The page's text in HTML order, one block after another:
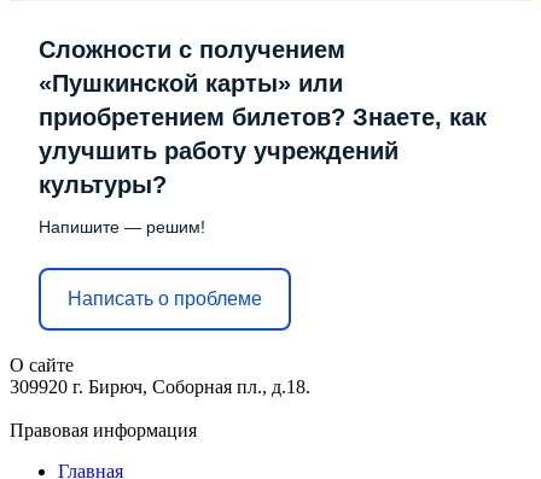
Сложности с получением
«Пушкинской карты» или
приобретением билетов? Знаете, как
улучшить работу учреждений
культуры?
Напишите — решим!
Написать о проблеме
О сайте
309920 г. Бирюч, Соборная пл., д.18.
Правовая информация
Главная